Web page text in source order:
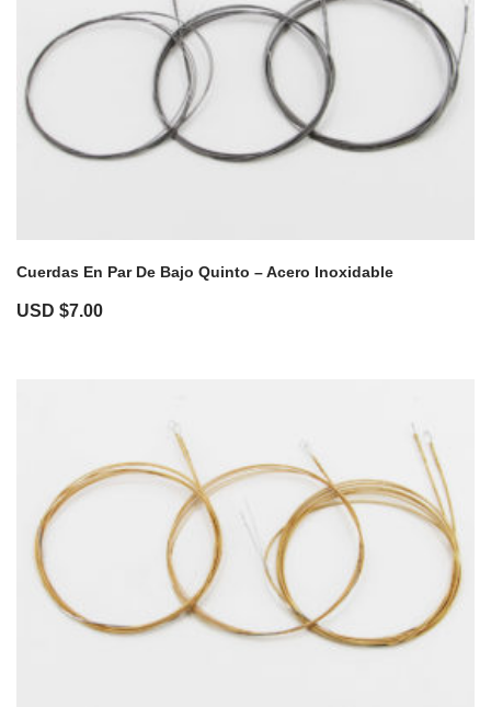
Cuerdas En Par De Bajo Quinto – Acero Inoxidable
USD $7.00